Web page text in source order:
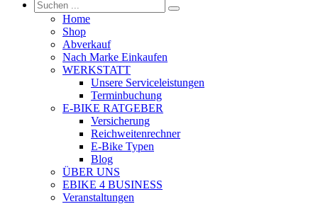
Home
Shop
Abverkauf
Nach Marke Einkaufen
WERKSTATT
Unsere Serviceleistungen
Terminbuchung
E-BIKE RATGEBER
Versicherung
Reichweitenrechner
E-Bike Typen
Blog
ÜBER UNS
EBIKE 4 BUSINESS
Veranstaltungen